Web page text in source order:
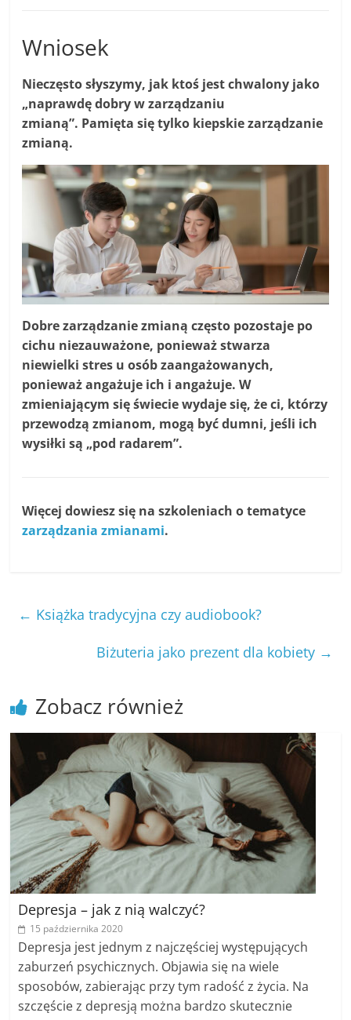
Wniosek
Nieczęsto słyszymy, jak ktoś jest chwalony jako
„naprawdę dobry w zarządzaniu
zmianą”. Pamięta się tylko kiepskie zarządzanie
zmianą.
Dobre zarządzanie zmianą często pozostaje po
cichu niezauważone, ponieważ stwarza
niewielki stres u osób zaangażowanych,
ponieważ angażuje ich i angażuje. W
zmieniającym się świecie wydaje się, że ci, którzy
przewodzą zmianom, mogą być dumni, jeśli ich
wysiłki są „pod radarem”.
Więcej dowiesz się na szkoleniach o tematyce
zarządzania zmianami.
← Książka tradycyjna czy audiobook?
Biżuteria jako prezent dla kobiety →
Zobacz również
Depresja – jak z nią walczyć?
15 października 2020
Depresja jest jednym z najczęściej występujących
zaburzeń psychicznych. Objawia się na wiele
sposobów, zabierając przy tym radość z życia. Na
szczęście z depresją można bardzo skutecznie